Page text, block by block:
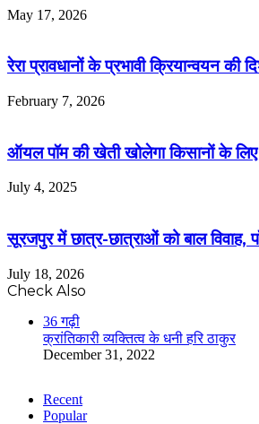
May 17, 2026
रेरा प्रावधानों के प्रभावी क्रियान्वयन
February 7, 2026
ऑयल पॉम की खेती खोलेगा किसानों के लिए
July 4, 2025
सूरजपुर में छात्र-छात्राओं को बाल विवाह,
July 18, 2026
Check Also
36 गढ़ी
क्रांतिकारी व्यक्तित्व के धनी हरि ठाकुर
December 31, 2022
Recent
Popular